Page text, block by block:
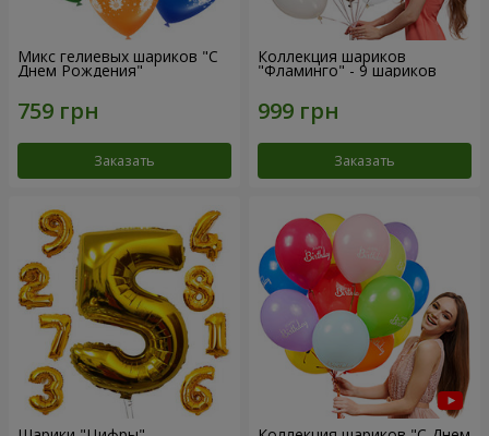
Микс гелиевых шариков "C
Днем Рождения"
Заказать
Коллекция шариков
"Фламинго" - 9 шариков
Заказать